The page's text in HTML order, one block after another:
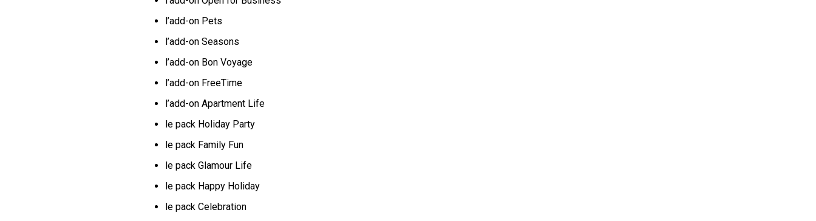
l’add-on Pets
l’add-on Seasons
l’add-on Bon Voyage
l’add-on FreeTime
l’add-on Apartment Life
le pack Holiday Party
le pack Family Fun
le pack Glamour Life
le pack Happy Holiday
le pack Celebration